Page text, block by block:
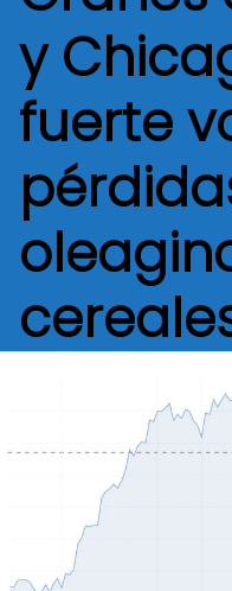
y
fuerte